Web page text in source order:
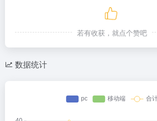
若有收获，就点个赞吧
数据统计